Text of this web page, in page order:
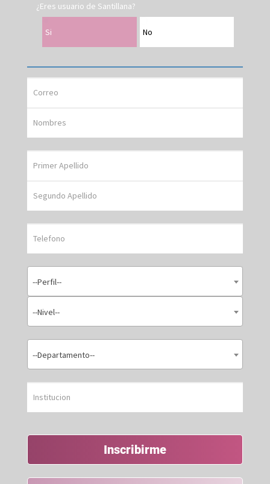
¿Eres usuario de Santillana?
Si No
--Perfil--
--Nivel--
--Departamento--
Inscribirme